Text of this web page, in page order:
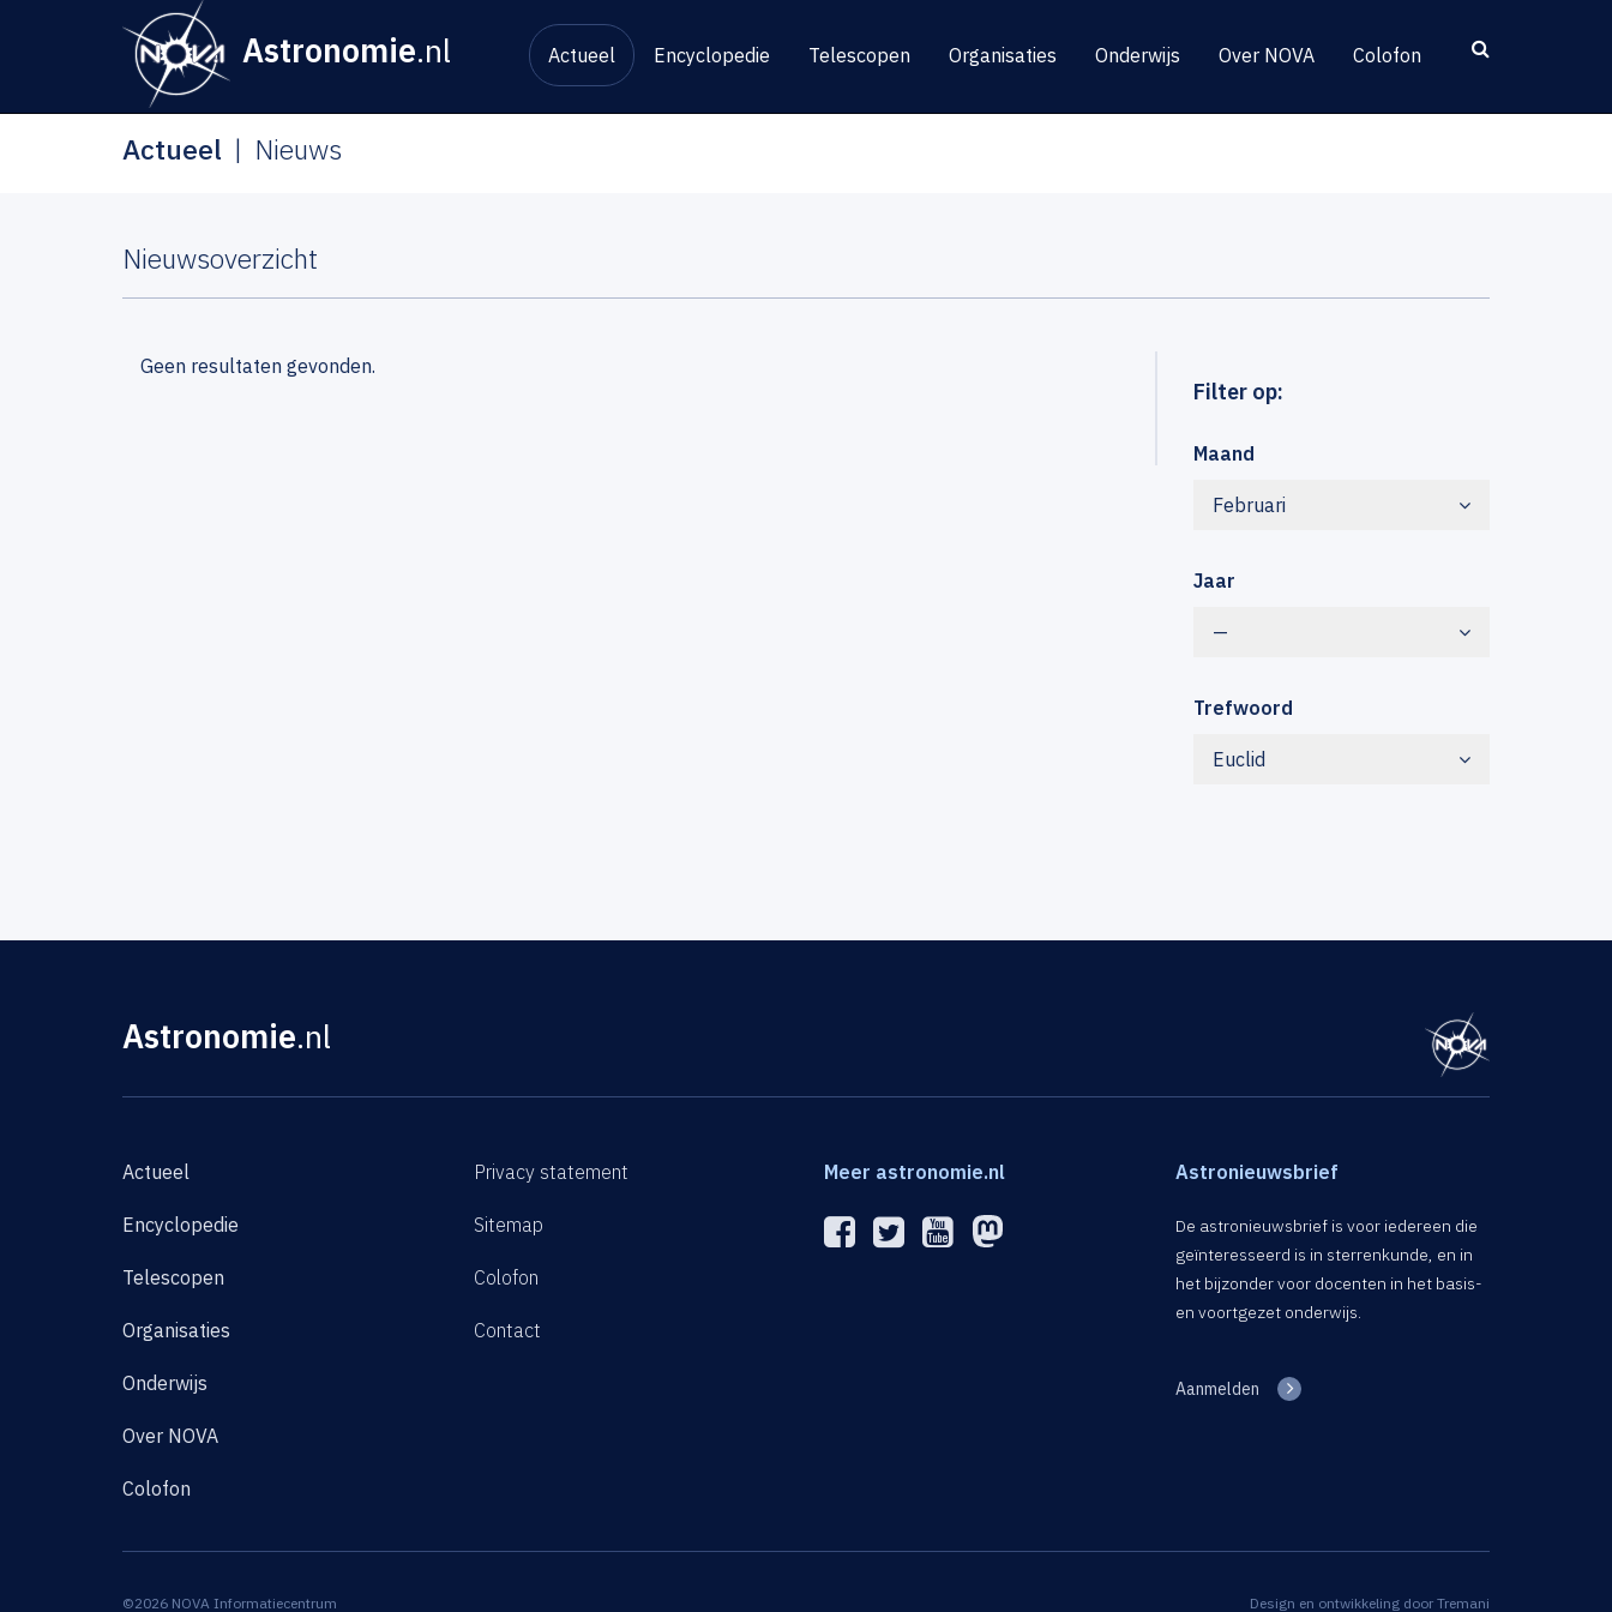
Astronomie.nl Actueel Encyclopedie Telescopen Organisaties Onderwijs Over NOVA Colofon
Actueel Nieuws
Nieuwsoverzicht
Filter op:
Maand
Februari
Jaar
—
Trefwoord
Euclid
Geen resultaten gevonden.
Astronomie.nl
Actueel
Encyclopedie
Telescopen
Organisaties
Onderwijs
Over NOVA
Colofon
Privacy statement
Sitemap
Colofon
Contact
Meer astronomie.nl Astronieuwsbrief
De astronieuwsbrief is voor iedereen die
geïnteresseerd is in sterrenkunde, en in
het bijzonder voor docenten in het basis-
en voortgezet onderwijs.
Aanmelden
©2026 NOVA Informatiecentrum Design en ontwikkeling door Tremani